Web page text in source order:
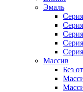
Эмаль
Массив
Без